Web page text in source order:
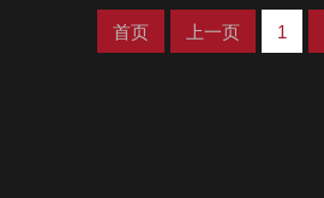
首页 上一页 1